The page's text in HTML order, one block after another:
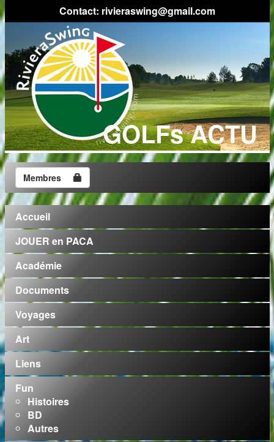
Contact: rivieraswing@gmail.com
GOLFs ACTU
Membres
Accueil
JOUER en PACA
Académie
Documents
Voyages
Art
Liens
Fun
Histoires
BD
Autres